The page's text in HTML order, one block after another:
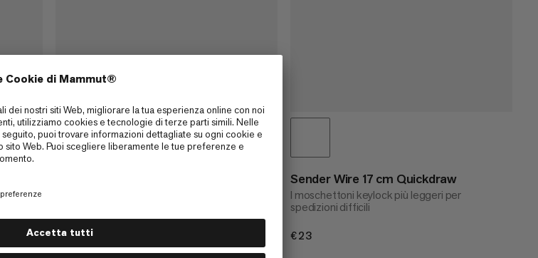
arrampicatori sportivi
€23€23
Sender Wire 17 cm Quickdraw
I moschettoni keylock più leggeri per
spedizioni difficili
€23